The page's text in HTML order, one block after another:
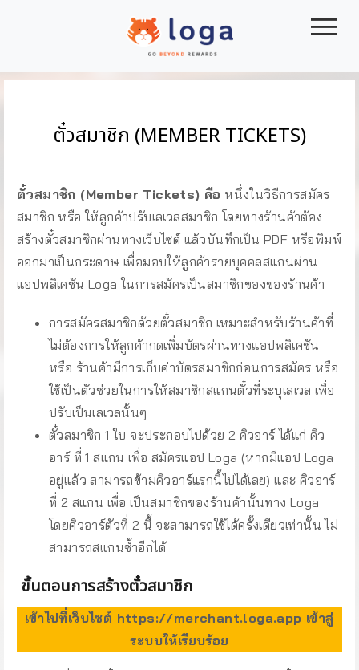
|||
ตั๋วสมาชิก (MEMBER TICKETS)
ตั๋วสมาชิก (Member Tickets) คือ หนึ่งในวิธีการสมัคร
สมาชิก หรือ ให้ลูกค้าปรับเลเวลสมาชิก โดยทางร้านค้าต้อง
สร้างตั๋วสมาชิกผ่านทางเว็บไซต์ แล้วบันทึกเป็น PDF หรือพิมพ์
ออกมาเป็นกระดาษ เพื่อมอบให้ลูกค้ารายบุคคลสแกนผ่าน
แอปพลิเคชัน Loga ในการสมัครเป็นสมาชิกของของร้านค้า
การสมัครสมาชิกด้วยตั๋วสมาชิก เหมาะสำหรับร้านค้าที่
ไม่ต้องการให้ลูกค้ากดเพิ่มบัตรผ่านทางแอปพลิเคชัน
หรือ ร้านค้ามีการเก็บค่าบัตรสมาชิกก่อนการสมัคร หรือ
ใช้เป็นตัวช่วยในการให้สมาชิกสแกนตั๋วที่ระบุเลเวล เพื่อ
ปรับเป็นเลเวลนั้นๆ
ตั๋วสมาชิก 1 ใบ จะประกอบไปด้วย 2 คิวอาร์ ได้แก่ คิว
อาร์ ที่ 1 สแกน เพื่อ สมัครแอป Loga (หากมีแอป Loga
อยู่แล้ว สามารถข้ามคิวอาร์แรกนี้ไปได้เลย) และ คิวอาร์
ที่ 2 สแกน เพื่อ เป็นสมาชิกของร้านค้านั้นทาง Loga
โดยคิวอาร์ตัวที่ 2 นี้ จะสามารถใช้ได้ครั้งเดียวเท่านั้น ไม่
สามารถสแกนซ้ำอีกได้
ขั้นตอนการสร้างตั๋วสมาชิก
เข้าไปที่เว็บไซต์ https://merchant.loga.app เข้าสู่
ระบบให้เรียบร้อย